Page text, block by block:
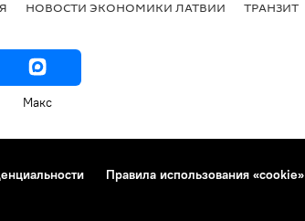
НОВОСТИ ЭКОНОМИКИ ЛАТВИИ ТРАНЗИТ
Макс
Правила использования «cookie»